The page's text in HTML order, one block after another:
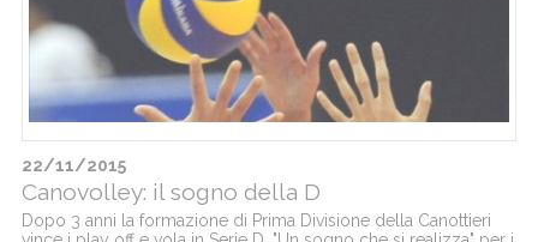
22/11/2015
Canovolley: il sogno della D
Dopo 3 anni la formazione di Prima Divisione della Canottieri